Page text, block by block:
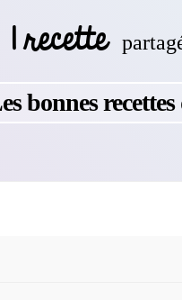
1 recette
bonnes